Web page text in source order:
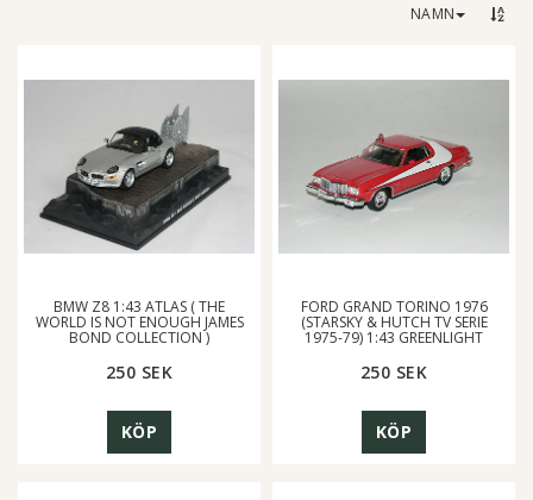
NAMN
BMW Z8 1:43 ATLAS ( THE
WORLD IS NOT ENOUGH JAMES
BOND COLLECTION )
250 SEK
KÖP
FORD GRAND TORINO 1976
(STARSKY & HUTCH TV SERIE
1975-79) 1:43 GREENLIGHT
250 SEK
KÖP